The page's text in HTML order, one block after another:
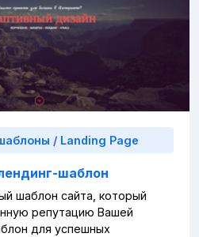
/ Landing Page
шаблон
шаблон сайта, который
репутацию Вашей
для успешных